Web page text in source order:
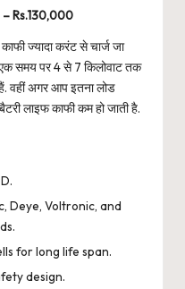
Rs.130,000
ज्यादा करंट से चार्ज जा
समय पर 4 से 7 किलोवाट तक
वहीं अगर आप इतना लोड
लाइफ काफी कम हो जाती है.
Deye, Voltronic, and
for long life span.
design.